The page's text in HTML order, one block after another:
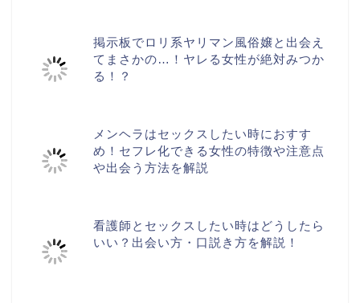
掲示板でロリ系ヤリマン風俗嬢と出会え
てまさかの…！ヤレる女性が絶対みつか
る！？
メンヘラはセックスしたい時におすす
め！セフレ化できる女性の特徴や注意点
や出会う方法を解説
看護師とセックスしたい時はどうしたら
いい？出会い方・口説き方を解説！